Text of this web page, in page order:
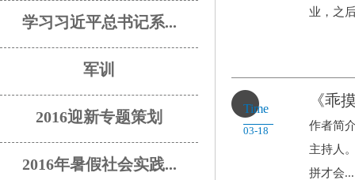
学习习近平总书记系...
军训
2016迎新专题策划
2016年暑假社会实践...
业，之
Time
03-18
《乖
作者简
主持人
拼才会...